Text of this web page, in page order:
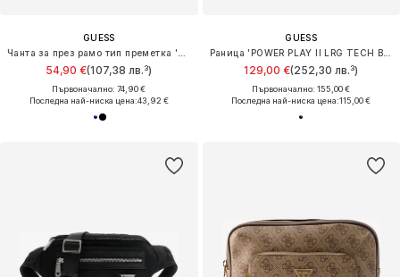
GUESS
54,90 €(107,38 лв.³)
Първоначално: 74,90 €
Последна най-ниска цена:43,92 €
GUESS
129,00 €(252,30 лв.³)
Първоначално: 155,00 €
Последна най-ниска цена:115,00 €